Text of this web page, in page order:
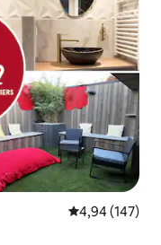
4,94 de uma
4,94 (147)